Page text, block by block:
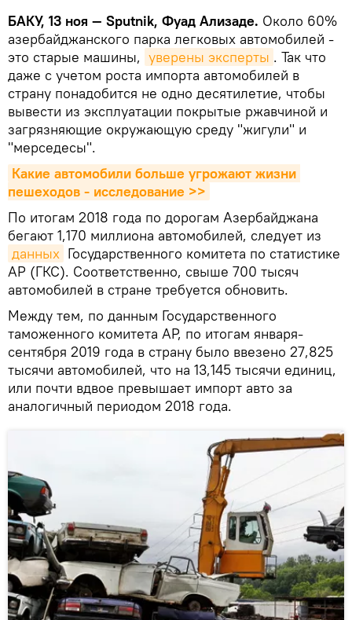
БАКУ, 13 ноя — Sputnik, Фуад Ализаде. Около 60%
азербайджанского парка легковых автомобилей -
это старые машины, уверены эксперты . Так что
даже с учетом роста импорта автомобилей в
страну понадобится не одно десятилетие, чтобы
вывести из эксплуатации покрытые ржавчиной и
загрязняющие окружающую среду "жигули" и
"мерседесы".
Какие автомобили больше угрожают жизни
пешеходов - исследование >>
По итогам 2018 года по дорогам Азербайджана
бегают 1,170 миллиона автомобилей, следует из
данных Государственного комитета по статистике
АР (ГКС). Соответственно, свыше 700 тысяч
автомобилей в стране требуется обновить.
Между тем, по данным Государственного
таможенного комитета АР, по итогам января-
сентября 2019 года в страну было ввезено 27,825
тысячи автомобилей, что на 13,145 тысячи единиц,
или почти вдвое превышает импорт авто за
аналогичный периодом 2018 года.